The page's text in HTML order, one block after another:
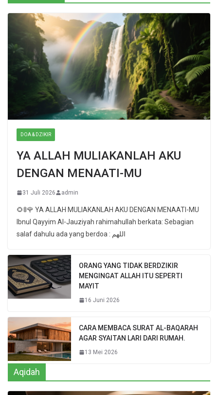
DOA & DZIKIR
YA ALLAH MULIAKANLAH AKU
DENGAN MENAATI-MU
31 Juli 2026 admin
🌻🚦🌹 YA ALLAH MULIAKANLAH AKU DENGAN MENAATI-MU
Ibnul Qayyim Al-Jauziyah rahimahullah berkata: Sebagian
salaf dahulu ada yang berdoa : اللهم
ORANG YANG TIDAK BERDZIKIR
MENGINGAT ALLAH ITU SEPERTI
MAYIT
16 Juni 2026
CARA MEMBACA SURAT AL-BAQARAH
AGAR SYAITAN LARI DARI RUMAH.
13 Mei 2026
Aqidah